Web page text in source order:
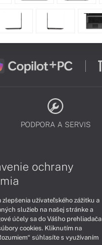
PODPORA A SERVIS
ochrany
zlepšenia užívateľského zážitku a
služieb na našej stránke a
účely sa do Vášho prehliadača
cookies. Kliknutím na
súhlasíte s využívaním